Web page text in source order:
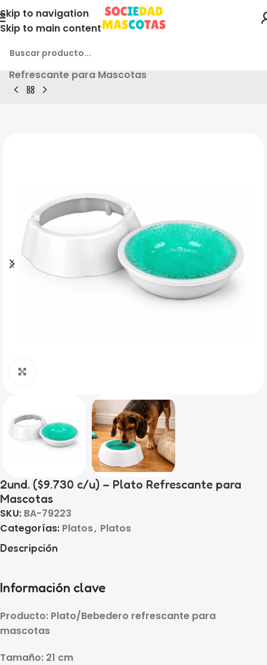
Skip to navigation
Skip to main content
Inicio Producto 2und. ($9.730 c/u) – Plato
Refrescante para Mascotas
2und. ($9.730 c/u) – Plato Refrescante para
Mascotas
SKU: BA-79223
Categorías: Platos, Platos
Descripción
Información clave
Producto: Plato/Bebedero refrescante para
mascotas
Tamaño: 21 cm